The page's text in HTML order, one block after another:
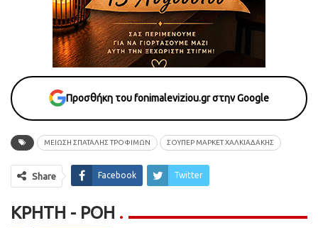
Προσθήκη του fonimaleviziou.gr στην Google
ΜΕΙΩΣΗ ΣΠΑΤΑΛΗΣ ΤΡΟΦΙΜΩΝ ΣΟΥΠΕΡ ΜΑΡΚΕΤ ΧΑΛΚΙΑΔΑΚΗΣ
Share Facebook Twitter
ΚΡΉΤΗ - ΡΟΗ